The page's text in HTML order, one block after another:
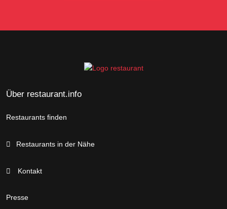
Über restaurant.info
Restaurants finden
Restaurants in der Nähe
Kontakt
Presse